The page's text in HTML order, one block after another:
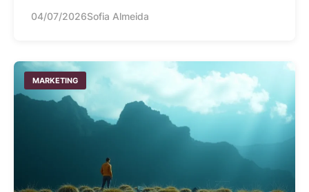
04/07/2026Sofia Almeida
MARKETING